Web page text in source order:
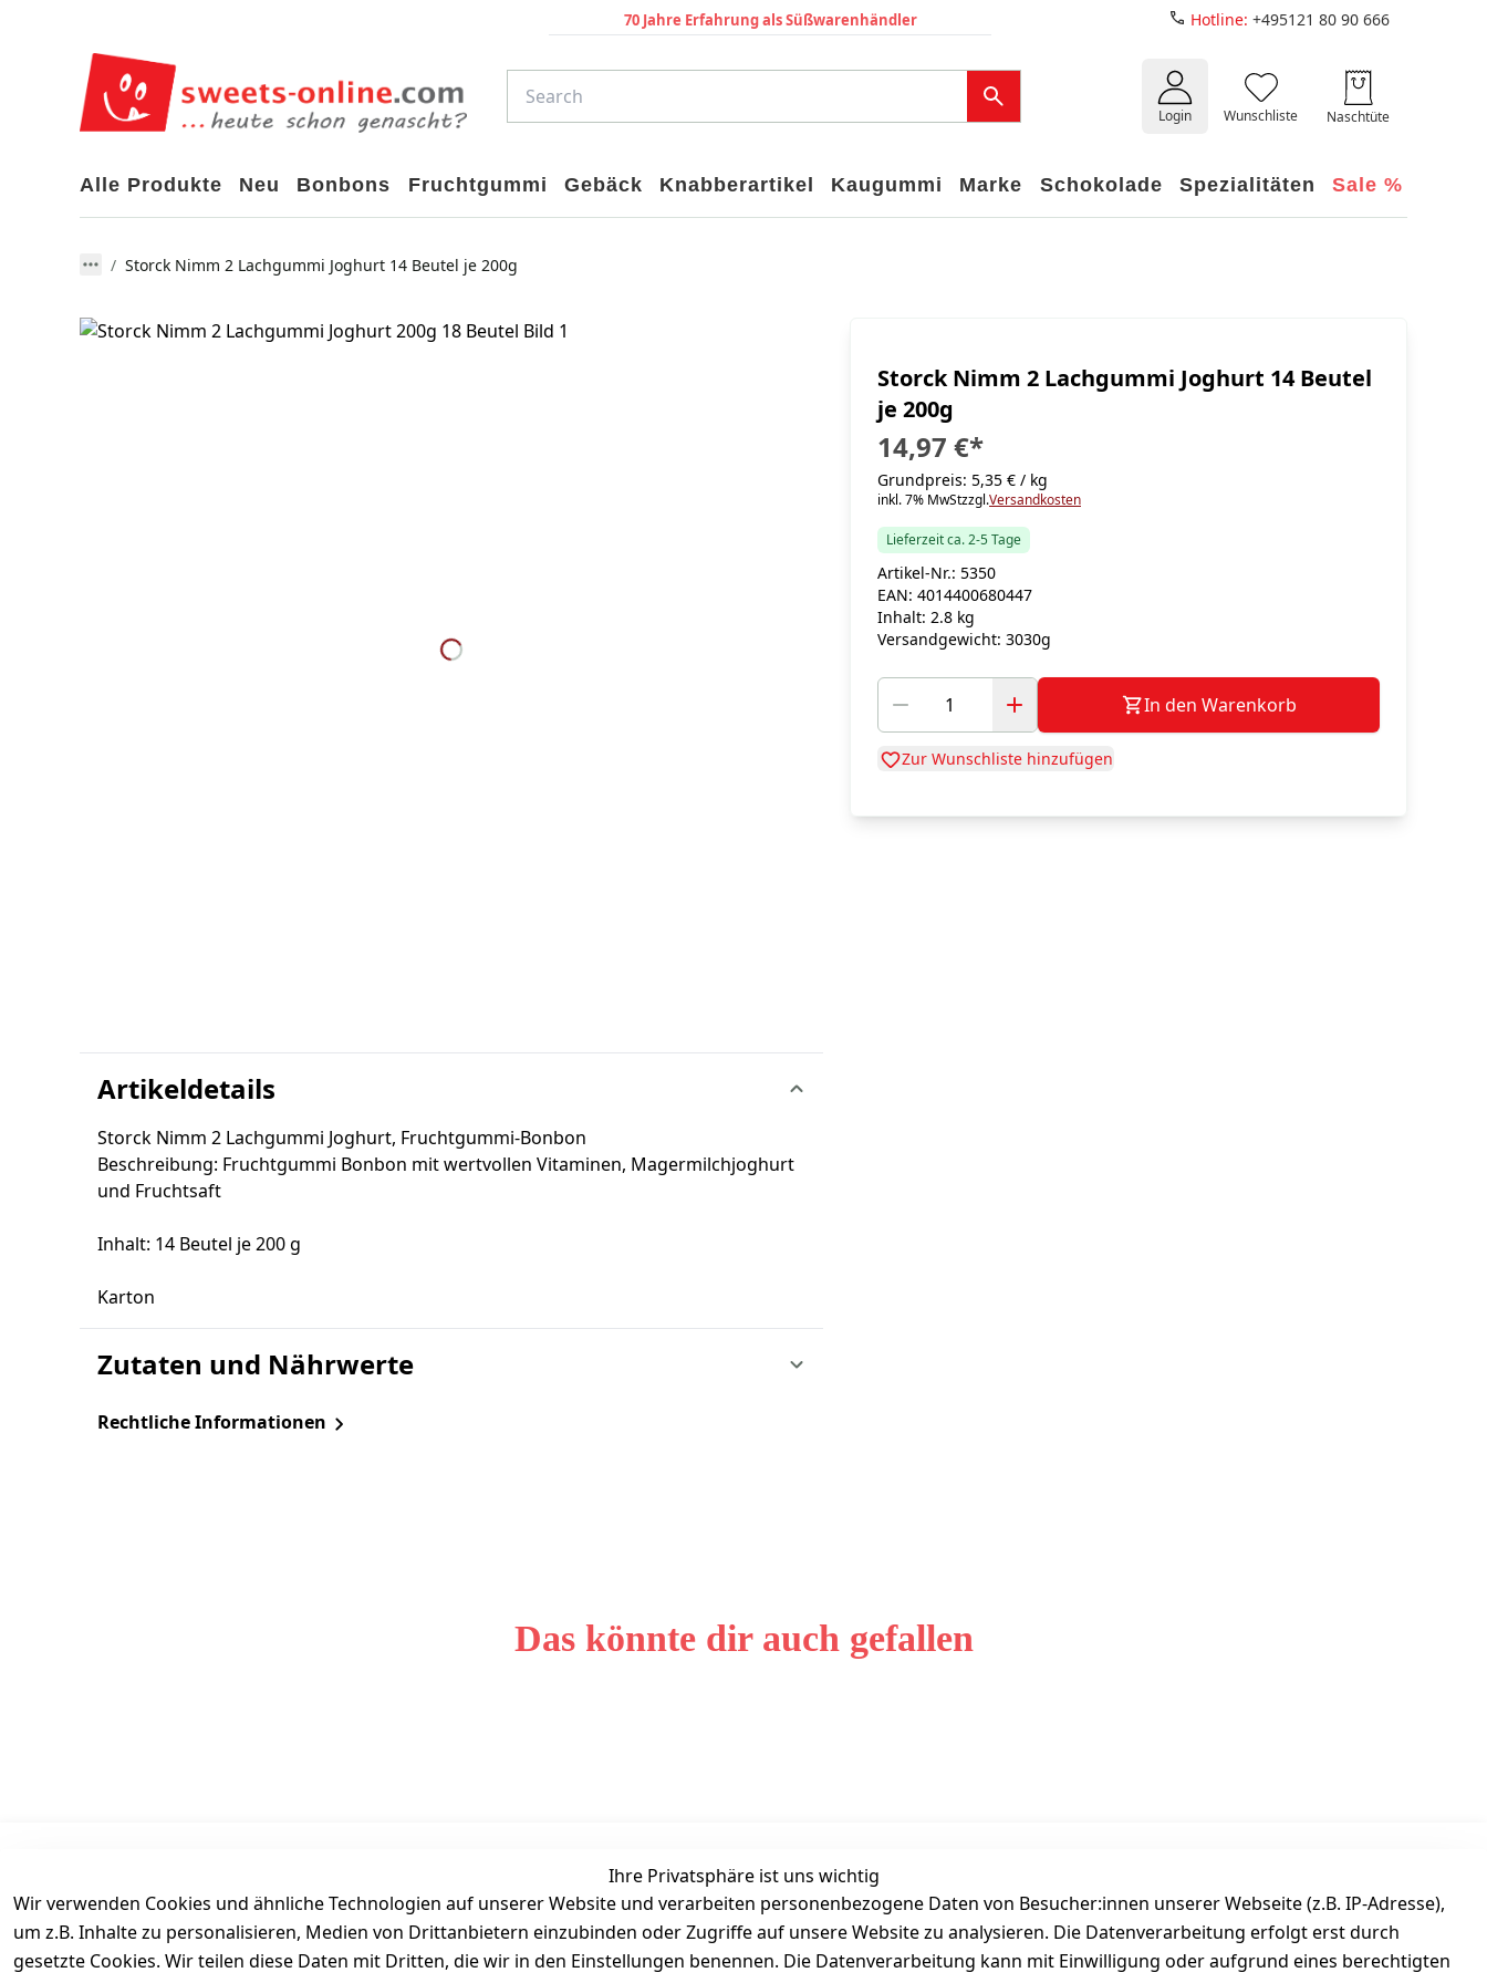
70 Jahre Erfahrung als Süßwarenhändler Hotline: +495121 80 90 666
Login Wunschliste Naschtüte
Alle Produkte Neu Bonbons Fruchtgummi Gebäck Knabberartikel Kaugummi Marke Schokolade Spezialitäten Sale %
Storck Nimm 2 Lachgummi Joghurt 14 Beutel je 200g
Storck Nimm 2 Lachgummi Joghurt 14 Beutel
je 200g
14,97 €*
Grundpreis: 5,35 € / kg
inkl. 7% MwStzzgl.Versandkosten
Lieferzeit ca. 2-5 Tage
Artikel-Nr.: 5350
EAN: 4014400680447
Inhalt: 2.8 kg
Versandgewicht: 3030g
In den Warenkorb
Zur Wunschliste hinzufügen
Artikeldetails
Storck Nimm 2 Lachgummi Joghurt, Fruchtgummi-Bonbon
Beschreibung: Fruchtgummi Bonbon mit wertvollen Vitaminen, Magermilchjoghurt
und Fruchtsaft
Inhalt: 14 Beutel je 200 g
Karton
Zutaten und Nährwerte
Rechtliche Informationen
Das könnte dir auch gefallen
Ihre Privatsphäre ist uns wichtig
Wir verwenden Cookies und ähnliche Technologien auf unserer Website und verarbeiten personenbezogene Daten von Besucher:innen unserer Webseite (z.B. IP-Adresse),
um z.B. Inhalte zu personalisieren, Medien von Drittanbietern einzubinden oder Zugriffe auf unsere Website zu analysieren. Die Datenverarbeitung erfolgt erst durch
gesetzte Cookies. Wir teilen diese Daten mit Dritten, die wir in den Einstellungen benennen. Die Datenverarbeitung kann mit Einwilligung oder aufgrund eines berechtigten
AGB
Datenschutz
Kasse
Login
Unternehmen
Bewertung
Kontakt